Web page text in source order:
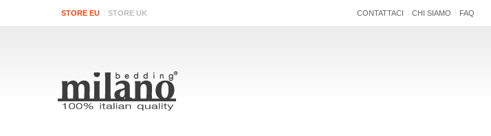
STORE EU STORE UK CONTATTACI CHI SIAMO FAQ